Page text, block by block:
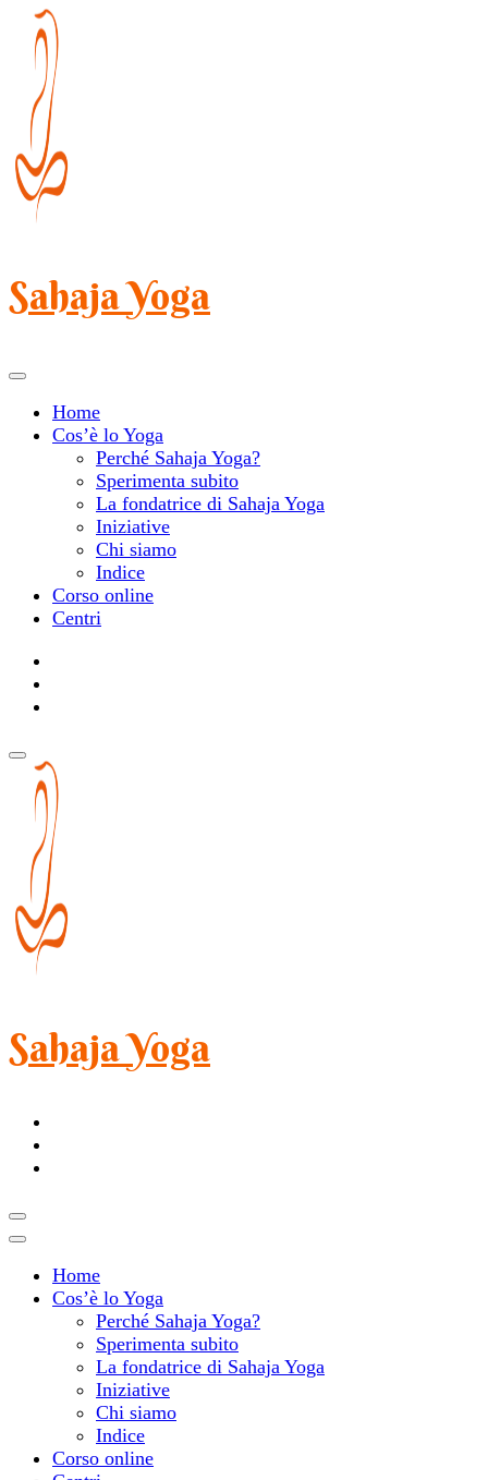
Salta
contenuto
(premi
Invio)
Sahaja Yoga
Home
Cos’è lo Yoga
Perché Sahaja Yoga?
Sperimenta subito
La fondatrice di Sahaja Yoga
Iniziative
Chi siamo
Indice
Corso online
Centri
Sahaja Yoga
Home
Cos’è lo Yoga
Perché Sahaja Yoga?
Sperimenta subito
La fondatrice di Sahaja Yoga
Iniziative
Chi siamo
Indice
Corso online